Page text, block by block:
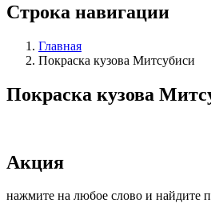
Строка навигации
Главная
Покраска кузова Митсубиси
Покраска кузова
Акция
нажмите на любое слово и найдите